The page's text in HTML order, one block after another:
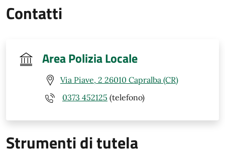
Contatti
Area Polizia Locale
Via Piave, 2 26010 Capralba (CR)
0373 452125 (telefono)
Strumenti di tutela